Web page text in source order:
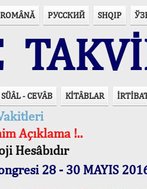
ROMÂNĂ РУССКИЙ SHQIP
SÜÂL - CEVÂB KİTÂBLAR
Açıklama !..
Hesâbıdır
28 - 30 MAYIS